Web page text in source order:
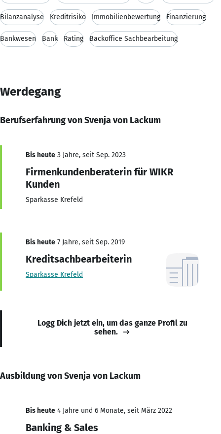
Bilanzanalyse Kreditrisiko Immobilienbewertung Finanzierung
Bankwesen Bank Rating Backoffice Sachbearbeitung
Werdegang
Berufserfahrung von Svenja von Lackum
Bis heute 3 Jahre, seit Sep. 2023
Firmenkundenberaterin für WIKR
Kunden
Sparkasse Krefeld
Bis heute 7 Jahre, seit Sep. 2019
Kreditsachbearbeiterin
Sparkasse Krefeld
Logg Dich jetzt ein, um das ganze Profil zu
sehen.
Ausbildung von Svenja von Lackum
Bis heute 4 Jahre und 6 Monate, seit März 2022
Banking & Sales